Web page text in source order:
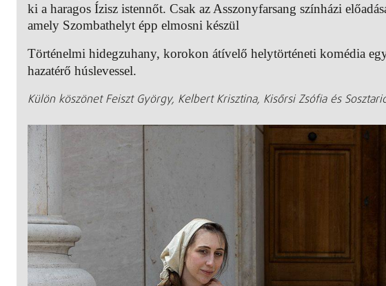
ki a haragos Ízisz istennőt. Csak az Asszonyfarsang színházi
amely Szombathelyt épp elmosni készül
Történelmi hidegzuhany, korokon átívelő helytörténeti komédia
hazatérő húslevessel.
Külön köszönet Feiszt György, Kelbert Krisztina, Kisőrsi Zsófia és